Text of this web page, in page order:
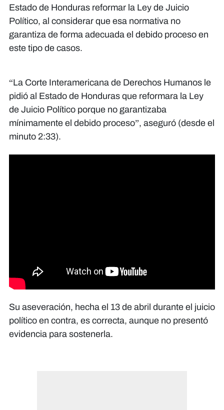
Estado de Honduras reformar la Ley de Juicio
Político, al considerar que esa normativa no
garantiza de forma adecuada el debido proceso en
este tipo de casos.
“La Corte Interamericana de Derechos Humanos le
pidió al Estado de Honduras que reformara la Ley
de Juicio Político porque no garantizaba
mínimamente el debido proceso”, aseguró (desde el
minuto 2:33).
Su aseveración, hecha el 13 de abril durante el juicio
político en contra, es correcta, aunque no presentó
evidencia para sostenerla.